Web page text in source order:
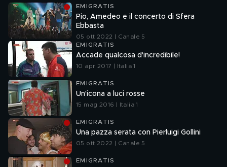
EMIGRATIS
Pio, Amedeo e il concerto di Sfera
Ebbasta
05 ott 2022 | Canale 5
EMIGRATIS
Accade qualcosa d'incredibile!
10 apr 2017 | Italia 1
EMIGRATIS
Un'icona a luci rosse
15 mag 2016 | Italia 1
EMIGRATIS
Una pazza serata con Pierluigi Gollini
05 ott 2022 | Canale 5
EMIGRATIS